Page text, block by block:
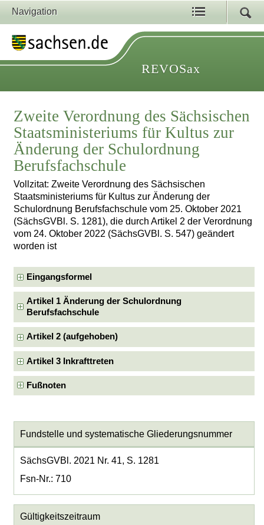
Navigation
REVOSax
Zweite Verordnung des Sächsischen
Staatsministeriums für Kultus zur
Änderung der Schulordnung
Berufsfachschule
Vollzitat: Zweite Verordnung des Sächsischen
Staatsministeriums für Kultus zur Änderung der
Schulordnung Berufsfachschule vom 25. Oktober 2021
(SächsGVBl. S. 1281), die durch Artikel 2 der Verordnung
vom 24. Oktober 2022 (SächsGVBl. S. 547) geändert
worden ist
Eingangsformel
Artikel 1 Änderung der Schulordnung
Berufsfachschule
Artikel 2 (aufgehoben)
Artikel 3 Inkrafttreten
Fußnoten
Fundstelle und systematische Gliederungsnummer
SächsGVBl. 2021 Nr. 41, S. 1281
Fsn-Nr.: 710
Gültigkeitszeitraum